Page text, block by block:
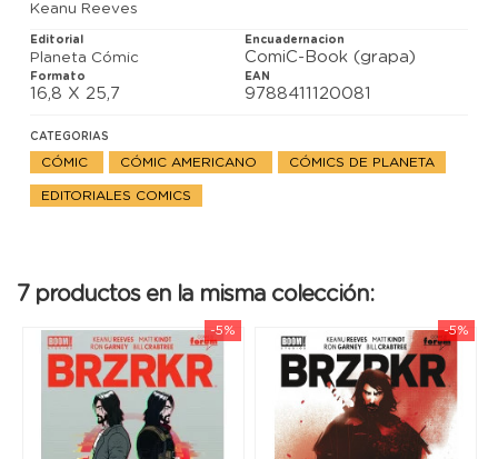
Keanu Reeves
Editorial
Planeta Cómic
Encuadernacion
ComiC-Book (grapa)
Formato
16,8 X 25,7
EAN
9788411120081
CATEGORIAS
CÓMIC CÓMIC AMERICANO CÓMICS DE PLANETA
EDITORIALES COMICS
7 productos en la misma colección:
-5% -5%